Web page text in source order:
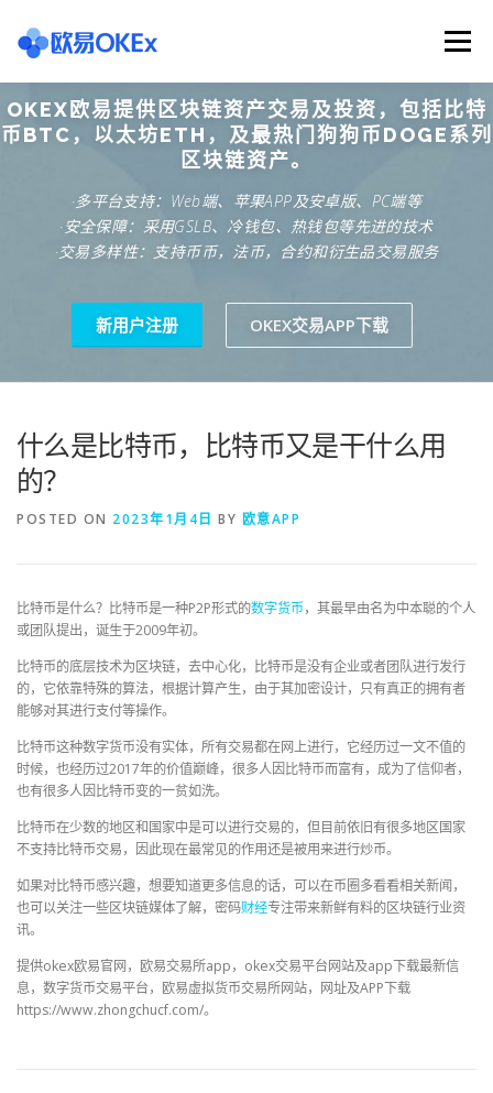
content
Menu
欧意交易所 关于欧意OKX 欧意APP下载
欧意注册网址 欧意交易下载 欧意团队
OKEX欧易提供区块链资产交易及投资，包括比特
币BTC，以太坊ETH，及最热门狗狗币DOGE系列
区块链资产。
·多平台支持：Web端、苹果APP及安卓版、PC端等
·安全保障：采用GSLB、冷钱包、热钱包等先进的技术
·交易多样性：支持币币，法币，合约和衍生品交易服务
新用户注册 OKEX交易APP下载
什么是比特币，比特币又是干什么用
的？
POSTED ON 2023年1月4日 BY 欧意APP
比特币是什么？比特币是一种P2P形式的数字货币，其最早由名为中本聪的个人
或团队提出，诞生于2009年初。
比特币的底层技术为区块链，去中心化，比特币是没有企业或者团队进行发行
的，它依靠特殊的算法，根据计算产生，由于其加密设计，只有真正的拥有者
能够对其进行支付等操作。
比特币这种数字货币没有实体，所有交易都在网上进行，它经历过一文不值的
时候，也经历过2017年的价值巅峰，很多人因比特币而富有，成为了信仰者，
也有很多人因比特币变的一贫如洗。
比特币在少数的地区和国家中是可以进行交易的，但目前依旧有很多地区国家
不支持比特币交易，因此现在最常见的作用还是被用来进行炒币。
如果对比特币感兴趣，想要知道更多信息的话，可以在币圈多看看相关新闻，
也可以关注一些区块链媒体了解，密码财经专注带来新鲜有料的区块链行业资
讯。
提供okex欧易官网，欧易交易所app，okex交易平台网站及app下载最新信
息，数字货币交易平台，欧易虚拟货币交易所网站，网址及APP下载
https://www.zhongchucf.com/。